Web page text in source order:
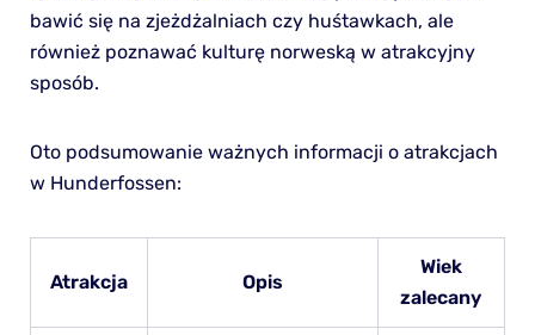
bawić się na zjeżdżalniach czy huśtawkach, ale
również poznawać kulturę norweską w atrakcyjny
sposób.
Oto podsumowanie ważnych informacji o atrakcjach
w Hunderfossen:
Atrakcja Opis
Wiek
zalecany